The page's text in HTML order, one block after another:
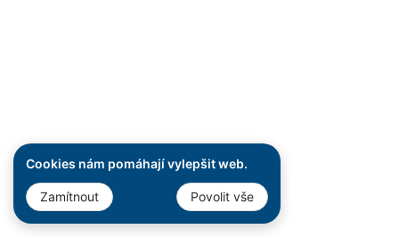
Cookies nám pomáhají vylepšit web.
Zamítnout Povolit vše